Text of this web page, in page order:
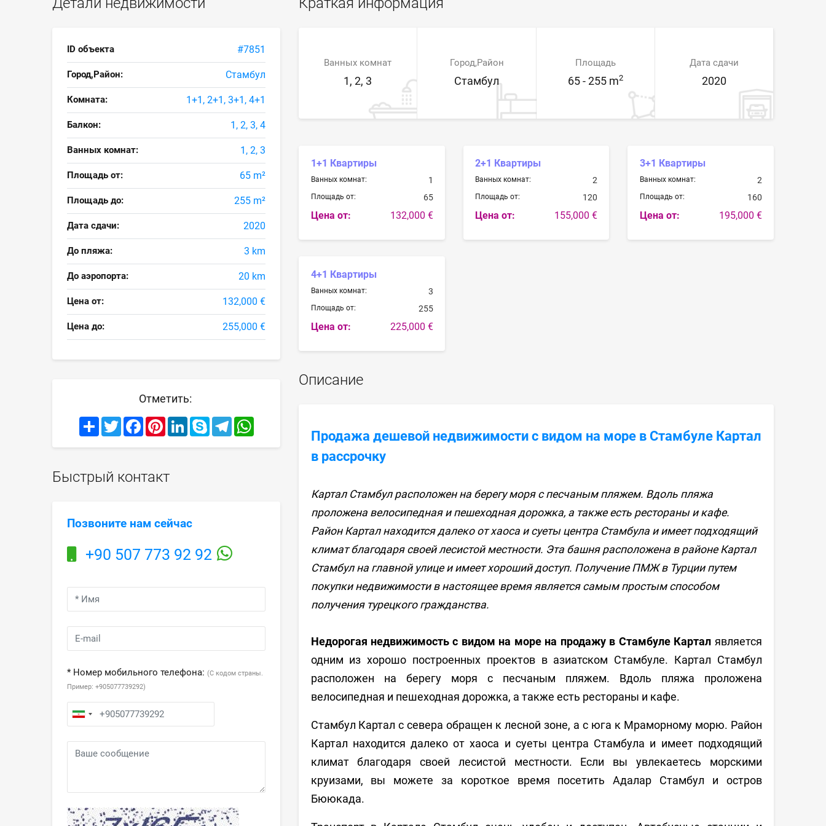
ID объекта #7851
Город,Район: Стамбул
Комната: 1+1, 2+1, 3+1, 4+1
Балкон: 1, 2, 3, 4
Ванных комнат: 1, 2, 3
Площадь от: 65 m²
Площадь до: 255 m²
Дата сдачи: 2020
До пляжа: 3 km
До аэропорта: 20 km
Цена от: 132,000 €
Цена до: 255,000 €
Отметить:
ShareTwitterFacebookPinterestLinkedInSkypeTelegramWhatsApp
Быстрый контакт
Позвоните нам сейчас
+90 507 773 92 92
* Номер мобильного телефона: (С кодом страны.
Пример: +905077739292)
Ванных комнат
1, 2, 3
Город,Район
Стамбул
Площадь
65 - 255 m2
Дата сдачи
2020
1+1 Квартиры
Ванных комнат: 1
Площадь от: 65
Цена от: 132,000 €
2+1 Квартиры
Ванных комнат: 2
Площадь от: 120
Цена от: 155,000 €
3+1 Квартиры
Ванных комнат: 2
Площадь от: 160
Цена от: 195,000 €
4+1 Квартиры
Ванных комнат: 3
Площадь от: 255
Цена от: 225,000 €
Описание
Продажа дешевой недвижимости с видом на море в Стамбуле Картал
в рассрочку
Картал Стамбул расположен на берегу моря с песчаным пляжем. Вдоль пляжа
проложена велосипедная и пешеходная дорожка, а также есть рестораны и кафе.
Район Картал находится далеко от хаоса и суеты центра Стамбула и имеет подходящий
климат благодаря своей лесистой местности. Эта башня расположена в районе Картал
Стамбул на главной улице и имеет хороший доступ. Получение ПМЖ в Турции путем
покупки недвижимости в настоящее время является самым простым способом
получения турецкого гражданства.
Недорогая недвижимость с видом на море на продажу в Стамбуле Картал является
одним из хорошо построенных проектов в азиатском Стамбуле. Картал Стамбул
расположен на берегу моря с песчаным пляжем. Вдоль пляжа проложена
велосипедная и пешеходная дорожка, а также есть рестораны и кафе.
Стамбул Картал с севера обращен к лесной зоне, а с юга к Мраморному морю. Район
Картал находится далеко от хаоса и суеты центра Стамбула и имеет подходящий
климат благодаря своей лесистой местности. Если вы увлекаетесь морскими
круизами, вы можете за короткое время посетить Адалар Стамбул и остров
Бююкада.